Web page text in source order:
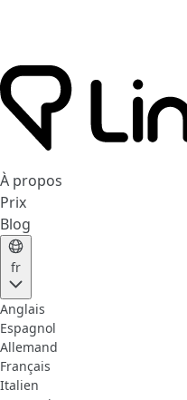
À propos
Prix
Blog
fr
Anglais
Espagnol
Allemand
Français
Italien